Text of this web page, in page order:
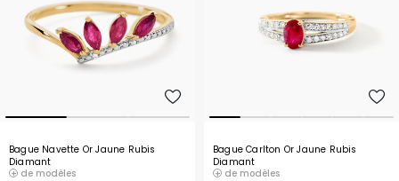
Bague Navette Or Jaune Rubis
Diamant
de modèles
Bague Carlton Or Jaune Rubis
Diamant
de modèles